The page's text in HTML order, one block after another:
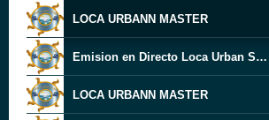
LOCA URBANN MASTER
Emision en Directo Loca Urban Sanlucar
LOCA URBANN MASTER